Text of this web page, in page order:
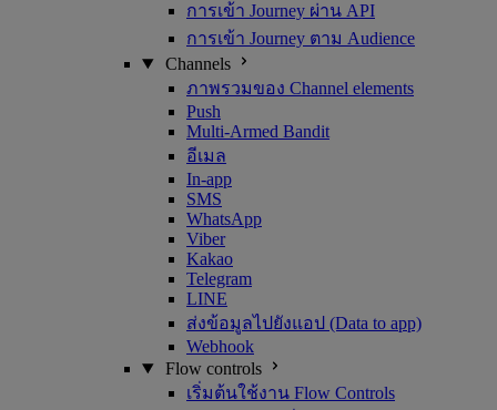
การเข้า Journey ผ่าน API
การเข้า Journey ตาม Audience
Channels
ภาพรวมของ Channel elements
Push
Multi-Armed Bandit
อีเมล
In-app
SMS
WhatsApp
Viber
Kakao
Telegram
LINE
ส่งข้อมูลไปยังแอป (Data to app)
Webhook
Flow controls
เริ่มต้นใช้งาน Flow Controls